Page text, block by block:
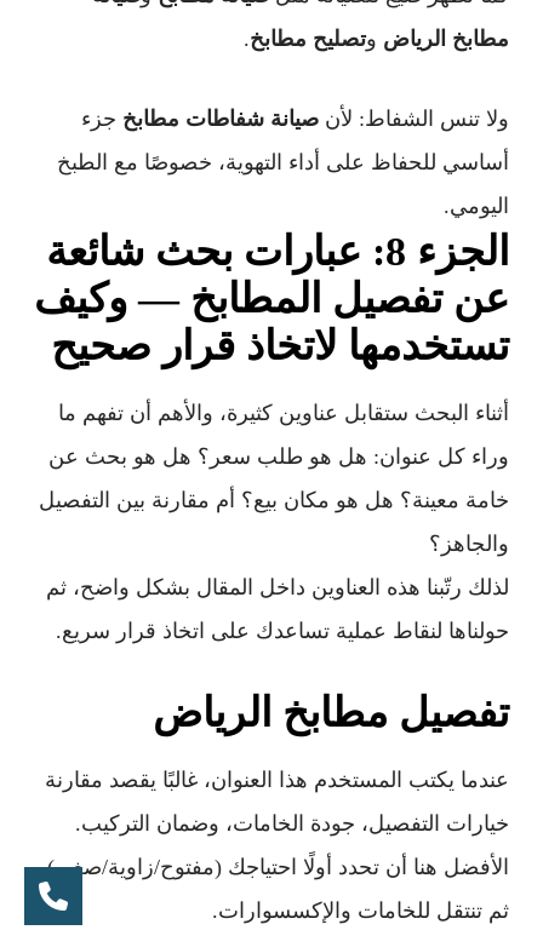
مطابخ الرياض وتصليح مطابخ.
ولا تنس الشفاط: لأن صيانة شفاطات مطابخ جزء
أساسي للحفاظ على أداء التهوية، خصوصًا مع الطبخ
اليومي.
الجزء 8: عبارات بحث شائعة
عن تفصيل المطابخ — وكيف
تستخدمها لاتخاذ قرار صحيح
أثناء البحث ستقابل عناوين كثيرة، والأهم أن تفهم ما
وراء كل عنوان: هل هو طلب سعر؟ هل هو بحث عن
خامة معينة؟ هل هو مكان بيع؟ أم مقارنة بين التفصيل
والجاهز؟
لذلك رتّبنا هذه العناوين داخل المقال بشكل واضح، ثم
حولناها لنقاط عملية تساعدك على اتخاذ قرار سريع.
تفصيل مطابخ الرياض
عندما يكتب المستخدم هذا العنوان، غالبًا يقصد مقارنة
خيارات التفصيل، جودة الخامات، وضمان التركيب.
الأفضل هنا أن تحدد أولًا احتياجك (مفتوح/زاوية/صغير)
ثم تنتقل للخامات والإكسسوارات.